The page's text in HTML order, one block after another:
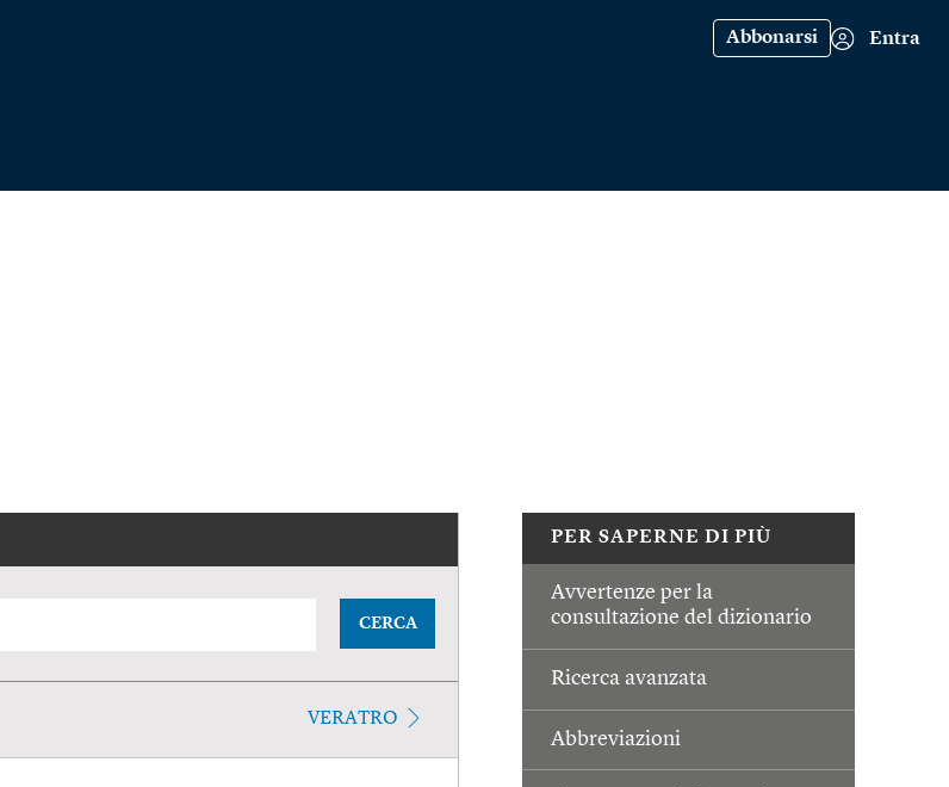
Abbonarsi Entra
PER SAPERNE DI PIÙ
Avvertenze per la
consultazione del dizionario
Ricerca avanzata
Abbreviazioni
CERCA
VERATRO